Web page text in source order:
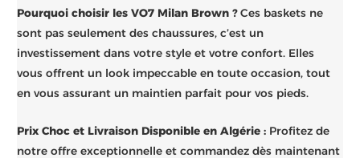
Pourquoi choisir les VO7 Milan Brown ?Ces baskets ne
sont pas seulement des chaussures, c’est un
investissement dans votre style et votre confort. Elles
vous offrent un look impeccable en toute occasion, tout
en vous assurant un maintien parfait pour vos pieds.
Prix Choc et Livraison Disponible en Algérie : Profitez de
notre offre exceptionnelle et commandez dès maintenant